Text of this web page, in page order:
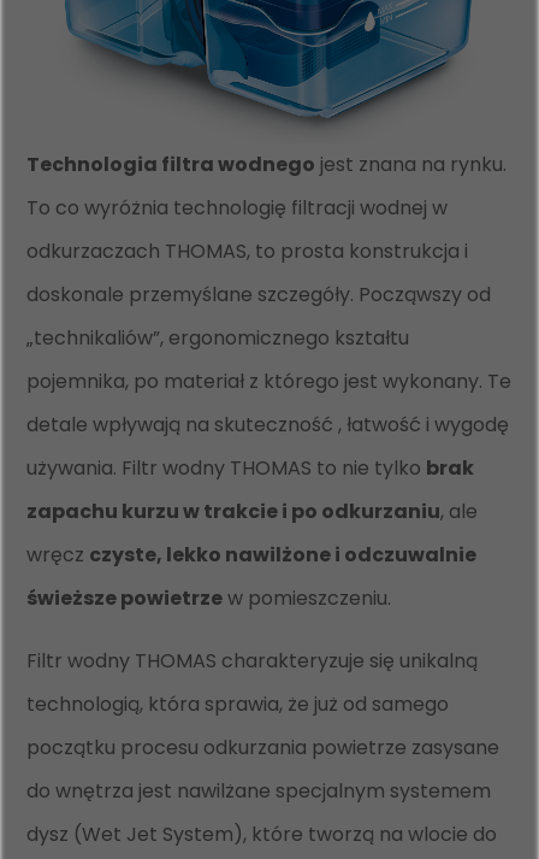
Technologia filtra wodnego jest znana na rynku.
To co wyróżnia technologię filtracji wodnej w
odkurzaczach THOMAS, to prosta konstrukcja i
doskonale przemyślane szczegóły. Począwszy od
„technikaliów”, ergonomicznego kształtu
pojemnika, po materiał z którego jest wykonany. Te
detale wpływają na skuteczność , łatwość i wygodę
używania. Filtr wodny THOMAS to nie tylko brak
zapachu kurzu w trakcie i po odkurzaniu, ale
wręcz czyste, lekko nawilżone i odczuwalnie
świeższe powietrzew pomieszczeniu.
Filtr wodny THOMAS charakteryzuje się unikalną
technologią, która sprawia, że już od samego
początku procesu odkurzania powietrze zasysane
do wnętrza jest nawilżane specjalnym systemem
dysz (Wet Jet System), które tworzą na wlocie do